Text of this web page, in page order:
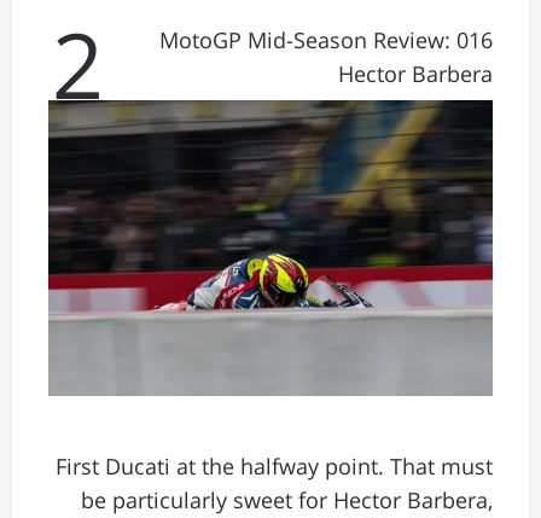
2
016 MotoGP Mid-Season Review:
Hector Barbera
First Ducati at the halfway point. That must
be particularly sweet for Hector Barbera,